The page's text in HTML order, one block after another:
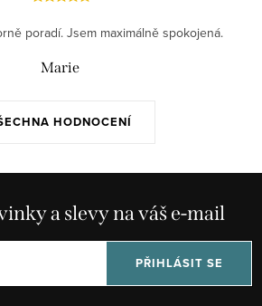
HODNOCENÍ
poradí. Jsem maximálně spokojená.
Marie
a slevy na váš e-mail
PŘIHLÁSIT SE